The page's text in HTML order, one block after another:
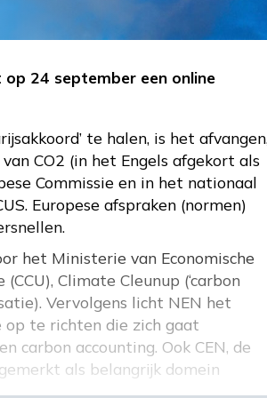
24 september een online
te halen, is het
CO2 (in het Engels afgekort als
Commissie en in het nationaal
Europese afspraken (normen)
het Ministerie van Economische
Climate Cleunup (‘carbon
Vervolgens licht NEN het
op te richten die zich gaat
carbon accounting. Ook CEN, de
als belangrijk domein